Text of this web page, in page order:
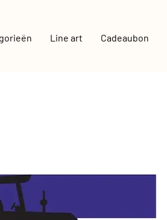
Line art Cadeaubon